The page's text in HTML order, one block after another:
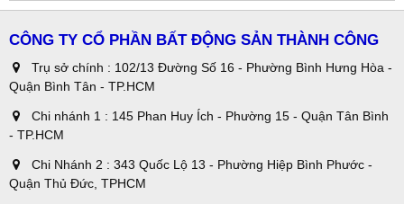
CÔNG TY CỔ PHẦN BẤT ĐỘNG SẢN THÀNH CÔNG
Trụ sở chính : 102/13 Đường Số 16 - Phường Bình Hưng Hòa -
Quận Bình Tân - TP.HCM
Chi nhánh 1 : 145 Phan Huy Ích - Phường 15 - Quận Tân Bình
- TP.HCM
Chi Nhánh 2 : 343 Quốc Lộ 13 - Phường Hiệp Bình Phước -
Quận Thủ Đức, TPHCM